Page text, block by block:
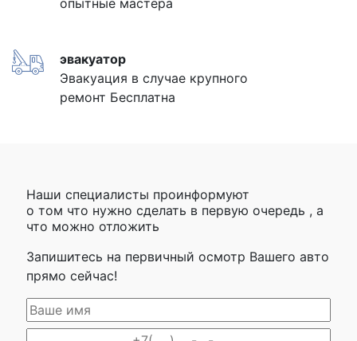
эвакуатор
Эвакуация в случае крупного
ремонт Бесплатна
Наши специалисты проинформуют
о том что нужно сделать в первую очередь , а
что можно отложить
Запишитесь на первичный осмотр Вашего авто
прямо сейчас!